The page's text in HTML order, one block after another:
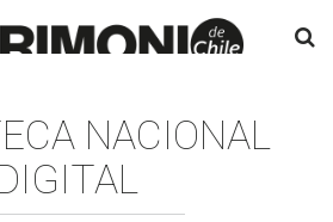
NACIONAL